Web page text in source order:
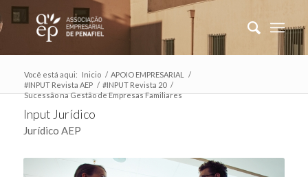
Você está aqui: Inicio / APOIO EMPRESARIAL
/
#INPUT Revista AEP / #INPUT Revista 20 /
Sucessão na Gestão de Empresas Familiares
Input Jurídico
Jurídico AEP